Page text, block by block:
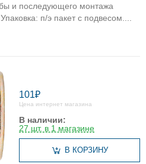
и последующего монтажа
п/э пакет с подвесом....
101₽
Цена интернет магазина
В наличии:
27 шт. в 1 магазине
В КОРЗИНУ